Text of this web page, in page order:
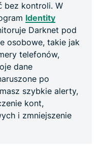
bez kontroli. W
Identity
Darknet pod
osobowe, takie jak
telefonów,
dane
po
szybkie alerty,
kont,
i zmniejszenie